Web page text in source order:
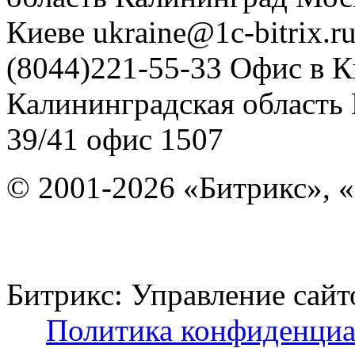
Киеве ukraine@1c-
(8044)221-55-33 Офис в
Калининградская область
39/41 офис 1507
© 2001-2026 «Битрикс»,
Битрикс: Управление
Политика